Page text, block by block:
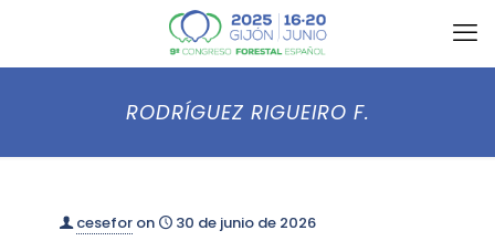
RODRÍGUEZ RIGUEIRO F.
cesefor on 30 de junio de 2026